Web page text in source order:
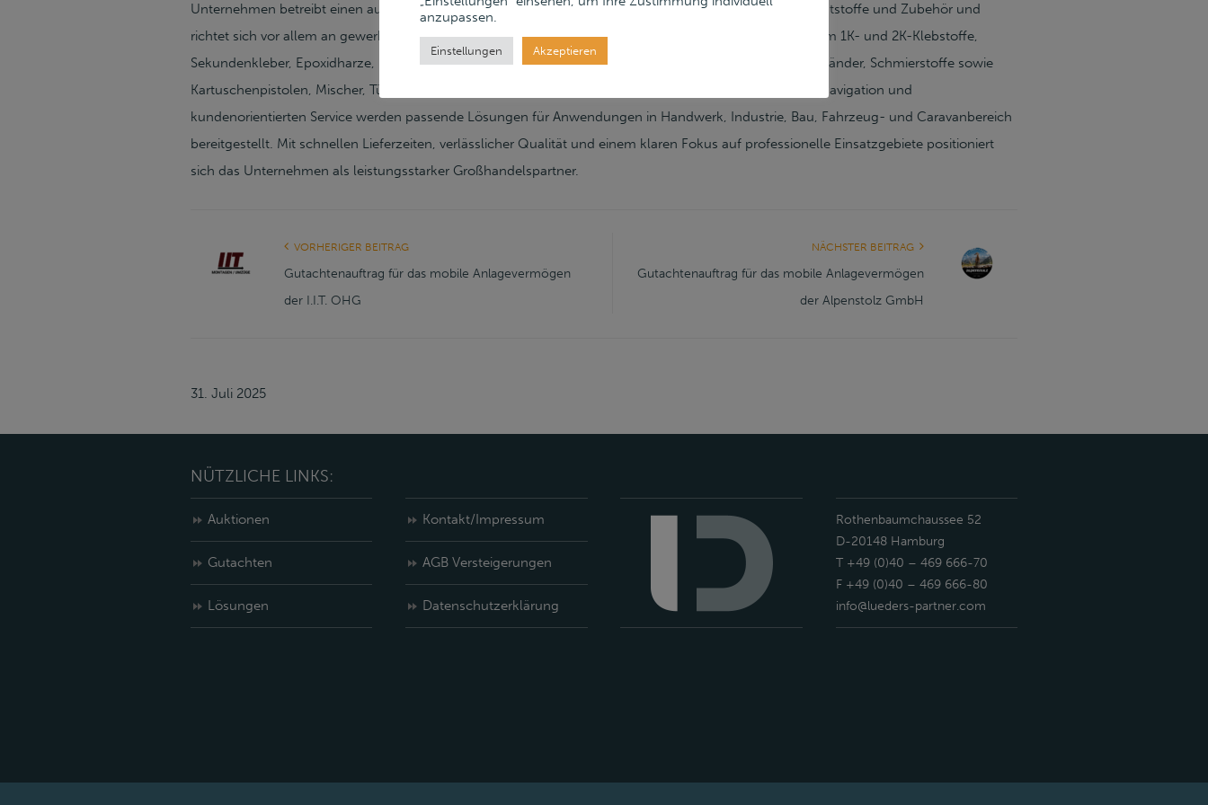
Unternehmen betreibt einen auf Großhandel ausgerichteten Online-Shop für technische Klebstoffe, Dichtstoffe und Zubehör und
richtet sich vor allem an gewerbliche und professionelle Anwender. Das Sortiment umfasst unter anderem 1K- und 2K-Klebstoffe,
Sekundenkleber, Epoxidharze, Montagekleber, MS-Polymer-Kleber, Silikone, Sprühabdichtungen, Klebebänder, Schmierstoffe sowie
Kartuschenpistolen, Mischer, Tüllen und weiteres Verarbeitungszubehör. Über eine strukturierte Produktnavigation und
kundenorientierten Service werden passende Lösungen für Anwendungen in Handwerk, Industrie, Bau, Fahrzeug- und Caravanbereich
bereitgestellt. Mit schnellen Lieferzeiten, verlässlicher Qualität und einem klaren Fokus auf professionelle Einsatzgebiete positioniert
sich das Unternehmen als leistungsstarker Großhandelspartner.
VORHERIGER BEITRAG
Gutachtenauftrag für das mobile Anlagevermögen
der I.I.T. OHG
NÄCHSTER BEITRAG
Gutachtenauftrag für das mobile Anlagevermögen
der Alpenstolz GmbH
31. Juli 2025
NÜTZLICHE LINKS:
Auktionen
Gutachten
Lösungen
Kontakt/Impressum
AGB Versteigerungen
Datenschutzerklärung
Rothenbaumchaussee 52
D-20148 Hamburg
T +49 (0)40 – 469 666-70
F +49 (0)40 – 469 666-80
info@lueders-partner.com
anzupassen.
Einstellungen Akzeptieren